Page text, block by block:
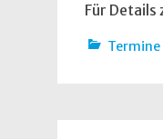
Für Details
Termine